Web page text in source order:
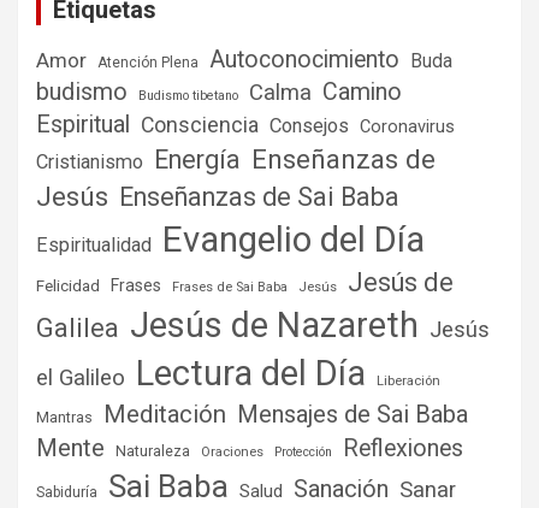
Etiquetas
Amor Atención Plena Autoconocimiento Buda
budismo Budismo tibetano Calma Camino
Espiritual Consciencia Consejos Coronavirus
Cristianismo Energía Enseñanzas de
Jesús Enseñanzas de Sai Baba
Espiritualidad Evangelio del Día
Felicidad Frases Frases de Sai Baba Jesús
Jesús de
Galilea Jesús de Nazareth Jesús
el Galileo Lectura del Día Liberación
Mantras Meditación Mensajes de Sai Baba
Mente
Naturaleza Oraciones Protección Reflexiones
Sabiduría Sai Baba Salud Sanación Sanar